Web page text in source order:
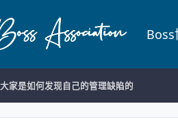
Boss
大家是如何发现自己的管理缺陷的